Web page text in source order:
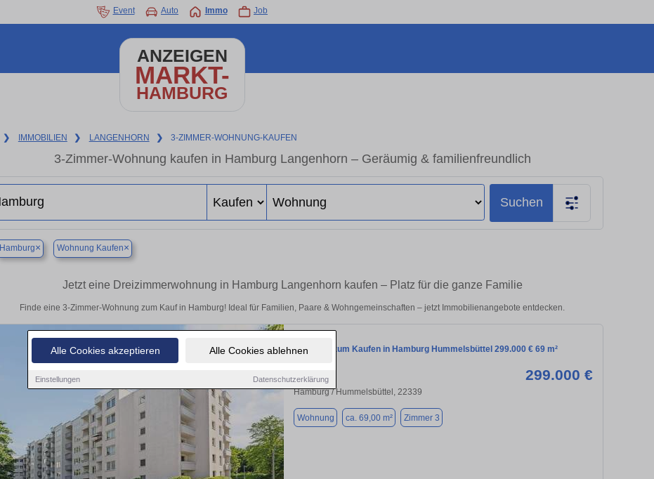
Alle Cookies akzeptieren Alle Cookies ablehnen
Einstellungen Datenschutzerklärung
Event Auto Immo Job
ANZEIGEN
MARKT-
HAMBURG
❯ IMMOBILIEN ❯ LANGENHORN ❯ 3-ZIMMER-WOHNUNG-KAUFEN
3-Zimmer-Wohnung kaufen in Hamburg Langenhorn – Geräumig & familienfreundlich
Suchen
Hamburg× Wohnung Kaufen×
Jetzt eine Dreizimmerwohnung in Hamburg Langenhorn kaufen – Platz für die ganze Familie
Finde eine 3-Zimmer-Wohnung zum Kauf in Hamburg! Ideal für Familien, Paare & Wohngemeinschaften – jetzt Immobilienangebote entdecken.
Wohnung zum Kaufen in Hamburg Hummelsbüttel 299.000 € 69 m²
299.000 €
Hamburg / Hummelsbüttel, 22339
Wohnung ca. 69,00 m² Zimmer 3